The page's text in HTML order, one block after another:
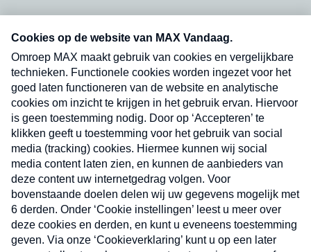
nieuwsbrief. Elke vrijdag- en dinsdagochtend in
uw mailbox.
Verzend
Nieuwsbrief